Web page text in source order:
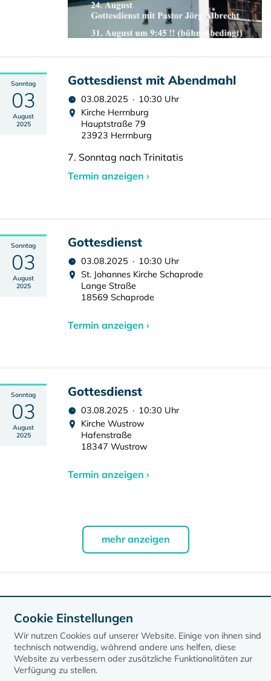
Sonntag
03
August
2025
Gottesdienst mit Abendmahl
03.08.2025 · 10:30 Uhr
Kirche Herrnburg
Hauptstraße 79
23923 Herrnburg
7. Sonntag nach Trinitatis
Termin anzeigen ›
Sonntag
03
August
2025
Gottesdienst
03.08.2025 · 10:30 Uhr
St. Johannes Kirche Schaprode
Lange Straße
18569 Schaprode
Termin anzeigen ›
Sonntag
03
August
2025
Gottesdienst
03.08.2025 · 10:30 Uhr
Kirche Wustrow
Hafenstraße
18347 Wustrow
Termin anzeigen ›
mehr anzeigen
Cookie Einstellungen
Wir nutzen Cookies auf unserer Website. Einige von ihnen sind
technisch notwendig, während andere uns helfen, diese
Website zu verbessern oder zusätzliche Funktionalitäten zur
Verfügung zu stellen.